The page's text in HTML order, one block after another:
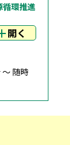
循環推進
開く
随時